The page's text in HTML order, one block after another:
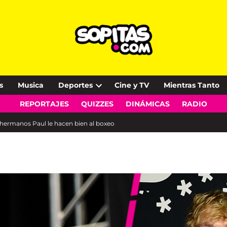
Musica Deportes
Open
dropdown
Cine y TV Mientras Tanto
REPORTAJES QUIZZES DINÁMICAS RADIO
Paul le hacen bien al boxeo